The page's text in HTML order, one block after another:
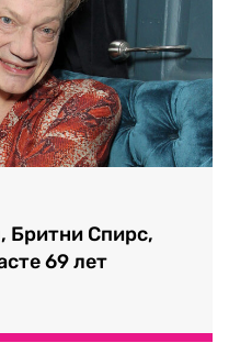
Спирс,
69 лет